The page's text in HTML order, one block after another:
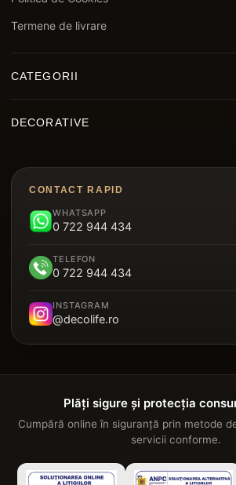
Termene de livrare
CATEGORII
Panouri Decorative Cristal Carbon
Parchet SPC
Garduri
DECORATIVE
Brâu Decorative Duropolimer
Riflaje Polimer
Panou Sandwich Decorativ
CONTACT RAPID
WHATSAPP
0 722 944 434
TELEFON
0 722 944 434
INSTAGRAM
@decolife.ro
Plăți sigure și protecția
Cumpără online în siguranță prin metode
servicii conforme.